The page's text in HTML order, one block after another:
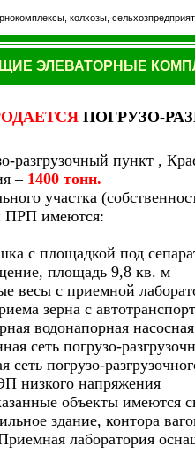
колхозы,
ЭЛЕВАТОРНЫЕ
ПОГРУЗО-
разгрузочный пункт ,
– 1400 тонн.
участка
ПРП имеются:
с площадкой под
площадь 9,8 кв. м
весы с приемной
зерна с
водонапорная
сеть погрузо-
сеть погрузо-
низкого напряжения
объекты имеются
здание, контора
лаборатория